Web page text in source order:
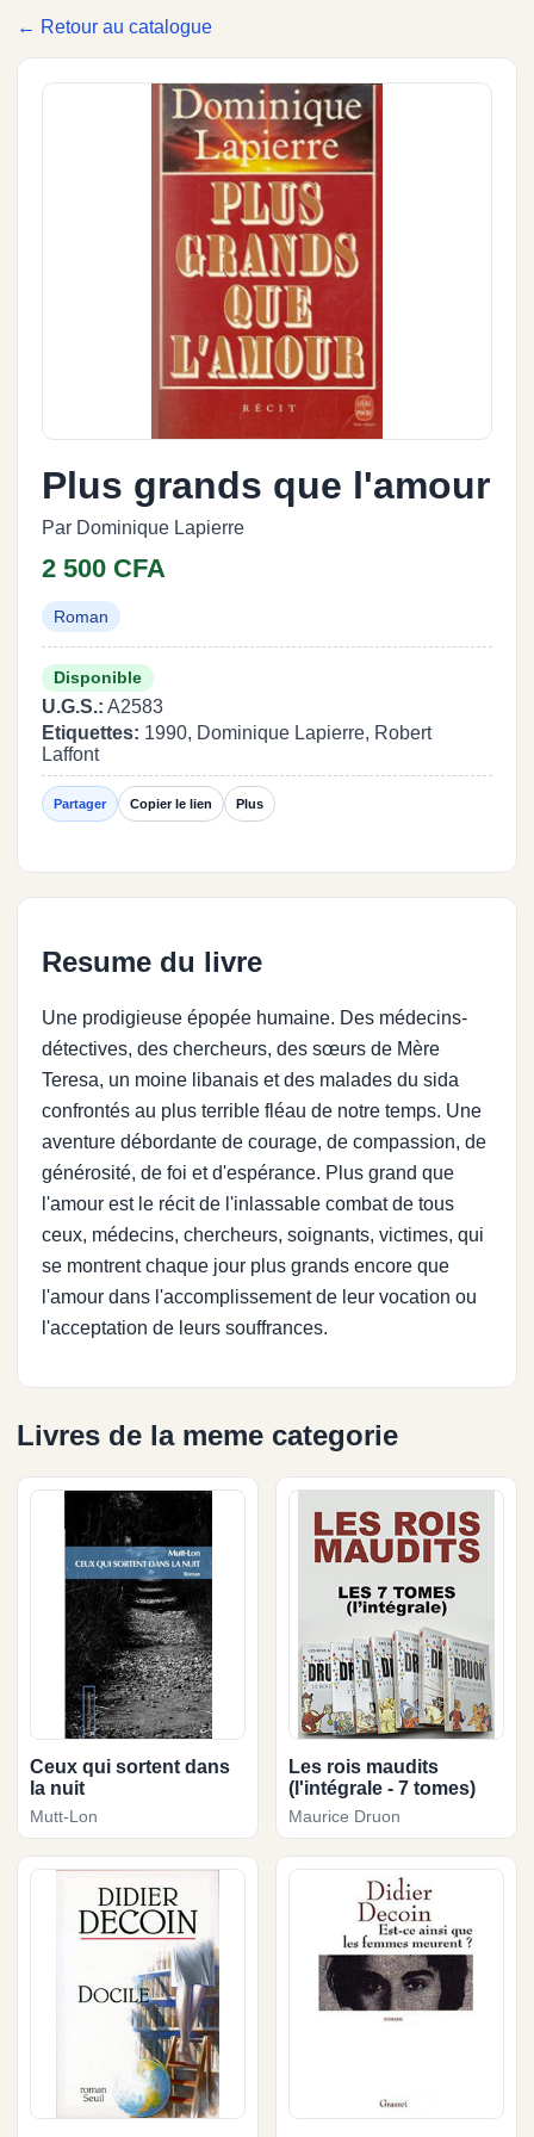
← Retour au catalogue
Plus grands que l'amour
Par Dominique Lapierre
2 500 CFA
Roman
Disponible
U.G.S.: A2583
Etiquettes: 1990, Dominique Lapierre, Robert
Laffont
Partager Copier le lien Plus
Resume du livre
Une prodigieuse épopée humaine. Des médecins-
détectives, des chercheurs, des sœurs de Mère
Teresa, un moine libanais et des malades du sida
confrontés au plus terrible fléau de notre temps. Une
aventure débordante de courage, de compassion, de
générosité, de foi et d'espérance. Plus grand que
l'amour est le récit de l'inlassable combat de tous
ceux, médecins, chercheurs, soignants, victimes, qui
se montrent chaque jour plus grands encore que
l'amour dans l'accomplissement de leur vocation ou
l'acceptation de leurs souffrances.
Livres de la meme categorie
Ceux qui sortent dans
la nuit
Mutt-Lon
Les rois maudits
(l'intégrale - 7 tomes)
Maurice Druon